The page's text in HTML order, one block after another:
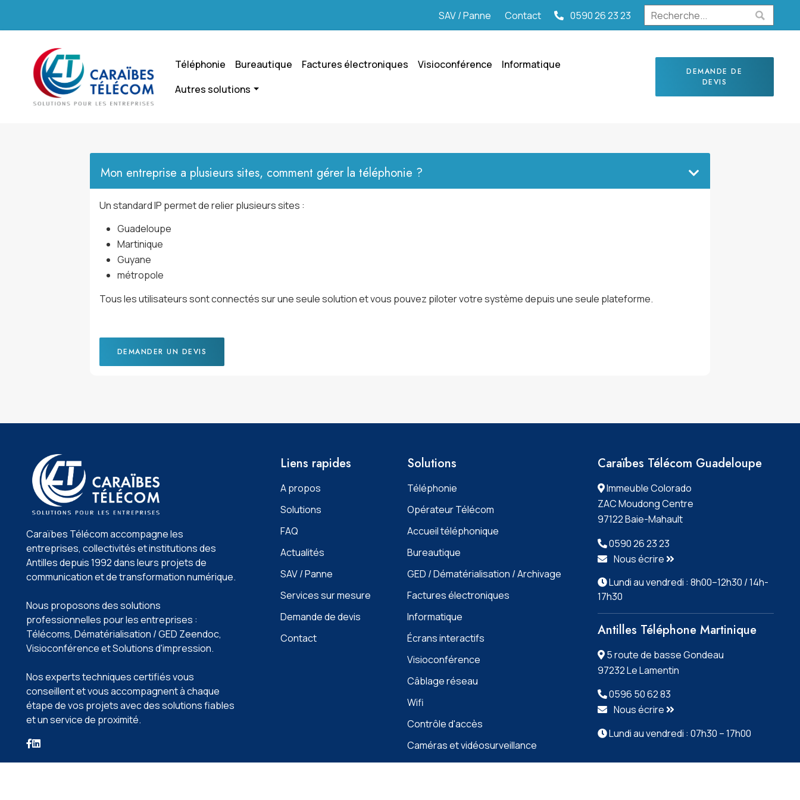
SAV / Panne Contact 0590 26 23 23
Téléphonie Bureautique Factures électroniques Visioconférence
Informatique
Autres solutions
DEMANDE DE
DEVIS
Mon entreprise a plusieurs sites, comment gérer la téléphonie ?
Un standard IP permet de relier plusieurs sites :
Guadeloupe
Martinique
Guyane
métropole
Tous les utilisateurs sont connectés sur une seule solution et vous pouvez piloter votre système depuis une seule plateforme.
DEMANDER UN DEVIS
Caraïbes Télécom accompagne les
entreprises, collectivités et institutions des
Antilles depuis 1992 dans leurs projets de
communication et de transformation numérique.
Nous proposons des solutions
professionnelles pour les entreprises :
Télécoms, Dématérialisation / GED Zeendoc️,
Visioconférence️ et Solutions d'impression️.
Nos experts techniques certifiés vous
conseillent et vous accompagnent à chaque
étape de vos projets avec des solutions fiables
et un service de proximité.
Liens rapides
A propos
Solutions
FAQ
Actualités
SAV / Panne
Services sur mesure
Demande de devis
Contact
Solutions
Téléphonie
Opérateur Télécom
Accueil téléphonique
Bureautique
GED / Dématérialisation / Archivage
Factures électroniques
Informatique
Écrans interactifs
Visioconférence
Câblage réseau
Wifi
Contrôle d'accès
Caméras et vidéosurveillance
Cyber Sécurité
Caraïbes Télécom Guadeloupe
Immeuble Colorado
ZAC Moudong Centre
97122 Baie-Mahault
0590 26 23 23
Nous écrire
Lundi au vendredi : 8h00–12h30 / 14h-
17h30
Antilles Téléphone Martinique
5 route de basse Gondeau
97232 Le Lamentin
0596 50 62 83
Nous écrire
Lundi au vendredi : 07h30 – 17h00